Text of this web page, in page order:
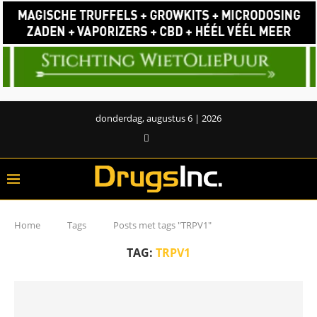
donderdag, augustus 6 | 2026
Home Tags Posts met tags "TRPV1"
TAG: TRPV1